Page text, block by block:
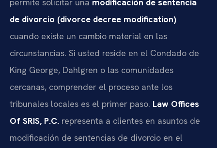
de divorcio (divorce decree modification)
cuando existe un cambio material en las
circunstancias. Si usted reside en el Condado de
King George, Dahlgren o las comunidades
cercanas, comprender el proceso ante los
tribunales locales es el primer paso. Law Offices
Of SRIS, P.C. representa a clientes en asuntos de
modificación de sentencias de divorcio en el